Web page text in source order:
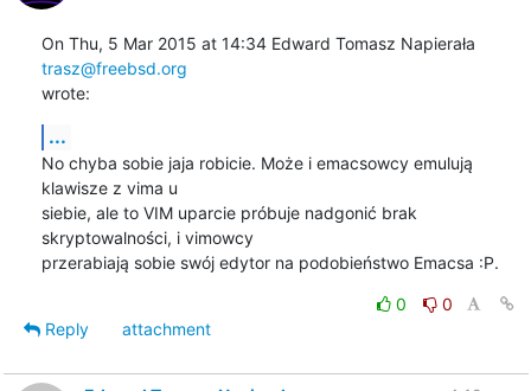
trasz@freebsd.org
wrote:
...
No chyba sobie jaja robicie. Może i emacsowcy emulują
klawisze z vima u
siebie, ale to VIM uparcie próbuje nadgonić brak
skryptowalności, i vimowcy
przerabiają sobie swój edytor na podobieństwo Emacsa :P.
0
0
Reply
attachment